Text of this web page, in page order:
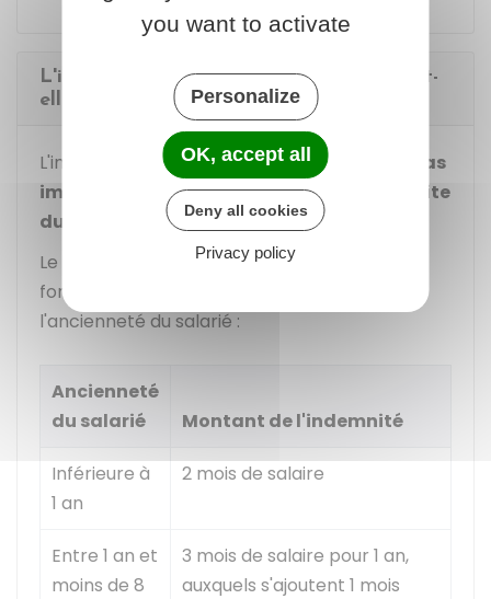
L'indemnité forfaitaire de conciliation est-
elle imposable ?
L'indemnité forfaitaire de conciliation
n'est pas
imposable
lorsqu'elle est versée dans la
limite
du barème réglementaire.
Le montant de l'indemnité est déterminé en
fonction d'un barème qui tient compte de
l'ancienneté du salarié :
Ancienneté
du salarié
Montant de l'indemnité
Inférieure à
1 an
2 mois de salaire
Entre 1 an et
moins de 8
3 mois de salaire pour 1 an,
auxquels s'ajoutent 1 mois
you want to activate
Personalize
OK, accept all
Deny all cookies
Privacy policy